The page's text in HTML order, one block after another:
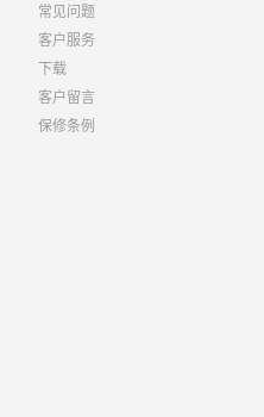
常见问题
客户服务
下载
客户留言
保修条例